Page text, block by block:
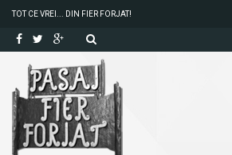
TOT CE VREI... DIN FIER FORJAT!